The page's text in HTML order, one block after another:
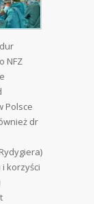
NFZ
Polsce
dr
korzyści